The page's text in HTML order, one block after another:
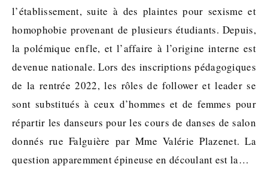
l’établissement, suite à des plaintes pour sexisme et
homophobie provenant de plusieurs étudiants. Depuis,
la polémique enfle, et l’affaire à l’origine interne est
devenue nationale. Lors des inscriptions pédagogiques
de la rentrée 2022, les rôles de follower et leader se
sont substitués à ceux d’hommes et de femmes pour
répartir les danseurs pour les cours de danses de salon
donnés rue Falguière par Mme Valérie Plazenet. La
question apparemment épineuse en découlant est la…